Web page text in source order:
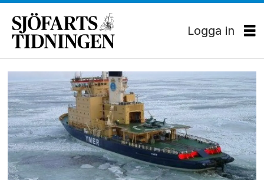
Logga in
Tag:
ymer